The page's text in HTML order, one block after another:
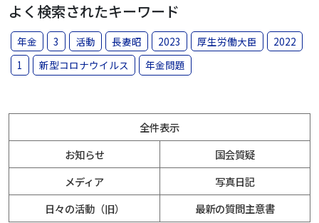
よく検索されたキーワード
年金 3 活動 長妻昭 2023 厚生労働大臣
2022
1
新型コロナウイルス 年金問題
全件表示
お知らせ
国会質疑
メディア
写真日記
日々の活動（旧）
最新の質問主意書